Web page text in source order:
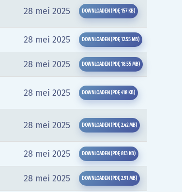
28 mei 2025 DOWNLOADEN (PDF,157 KB)
28 mei 2025 DOWNLOADEN (PDF,12.55 MB)
28 mei 2025 DOWNLOADEN (PDF,18.55 MB)
28 mei 2025 DOWNLOADEN (PDF,418 KB)
28 mei 2025 DOWNLOADEN (PDF,2.42 MB)
28 mei 2025 DOWNLOADEN (PDF,813 KB)
28 mei 2025 DOWNLOADEN (PDF,2.91 MB)